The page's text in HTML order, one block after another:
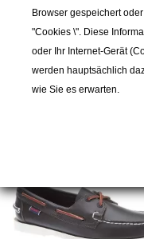
SEBAGO
Bootsschuhe Schwarz
159,00 CHF 129,00 CHF
Browser gespeichert
"Cookies \". Diese
oder Ihr Internet-Gerät
werden hauptsächlich
wie Sie es erwarten.